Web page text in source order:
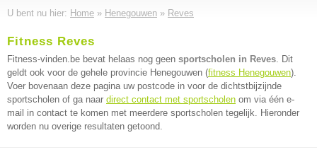
U bent nu hier: Home » Henegouwen » Reves
Fitness Reves
Fitness-vinden.be bevat helaas nog geen sportscholen in Reves. Dit
geldt ook voor de gehele provincie Henegouwen (fitness Henegouwen).
Voer bovenaan deze pagina uw postcode in voor de dichtstbijzijnde
sportscholen of ga naar direct contact met sportscholen om via één e-
mail in contact te komen met meerdere sportscholen tegelijk. Hieronder
worden nu overige resultaten getoond.